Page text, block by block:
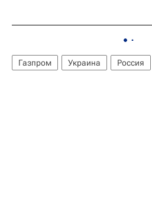
Газпром Украина Россия